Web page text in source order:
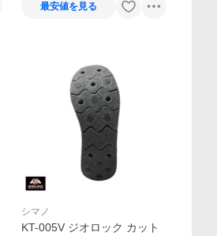
最安値を見る
シマノ
KT-005V ジオロック カット